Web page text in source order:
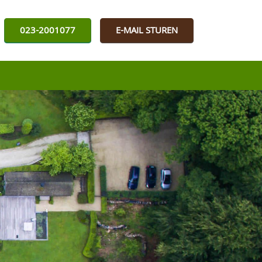
023-2001077 E-MAIL STUREN